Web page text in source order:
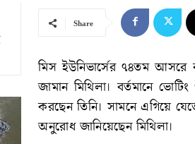
Share
মিস ইউনিভার্সের ৭৪তম আসরে
জামান মিথিলা। বর্তমানে
করছেন তিনি। সামনে এগিয়ে
অনুরোধ জানিয়েছেন মিথিলা।